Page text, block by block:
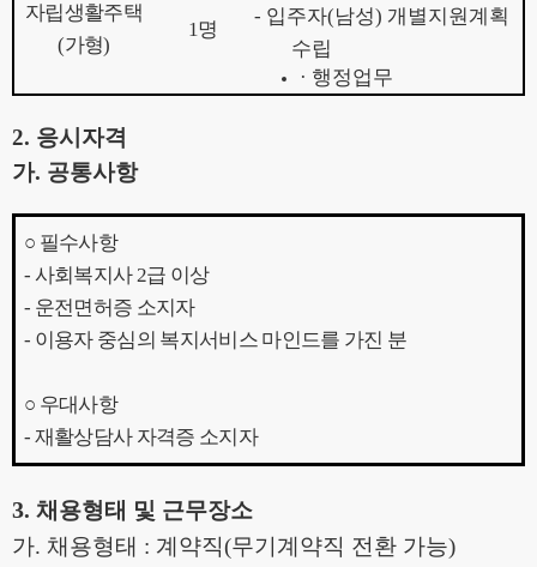
자립생활주택
(가형)
1명
- 입주자(남성) 개별지원계획
수립
· 행정업무
2. 응시자격
가. 공통사항
○ 필수사항
- 사회복지사2급 이상
- 운전면허증 소지자
- 이용자 중심의 복지서비스 마인드를 가진 분
○ 우대사항
- 재활상담사 자격증 소지자
3. 채용형태 및 근무장소
가. 채용형태 : 계약직(무기계약직 전환 가능)